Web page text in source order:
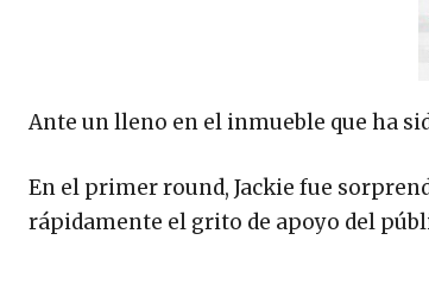
Ante un lleno en el inmueble que ha
En el primer round, Jackie fue
rápidamente el grito de apoyo del